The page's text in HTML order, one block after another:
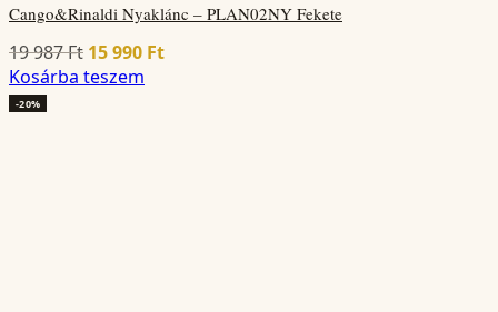
Cango&Rinaldi Nyaklánc – PLAN02NY Fekete
19 987Ft Original
price
15 990 FtCurrent
Kosárba teszem
-20%